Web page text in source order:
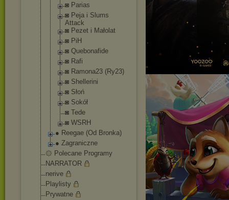
◙ Parias
◙ Peja i Slums
Attack
◙ Pezet i Małolat
◙ PiH
◙ Quebonafide
◙ Rafi
◙ Ramona23 (Ry23)
◙ Shellerini
◙ Słoń
◙ Sokół
◙ Tede
◙ WSRH
● Reegae (Od Bronka)
● Zagraniczne
۞ Polecane Programy
NARRATOR
nerive
Playlisty
Prywatne